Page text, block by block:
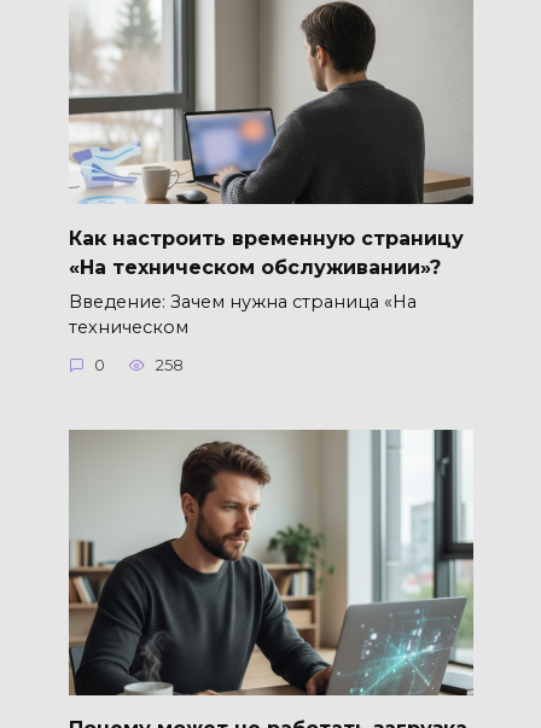
Как настроить временную страницу
«На техническом обслуживании»?
Введение: Зачем нужна страница «На
техническом
0 258